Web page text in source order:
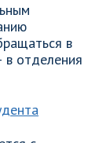
в
отделения